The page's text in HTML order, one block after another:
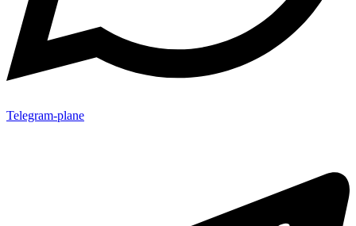
Telegram-plane